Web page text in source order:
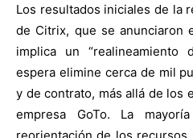
Los resultados iniciales de la
de Citrix, que se anunciaron
implica un “realineamiento
espera elimine cerca de mil
y de contrato, más allá de los
empresa GoTo. La